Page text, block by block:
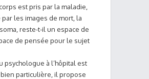
est pris par la maladie,
les images de mort, la
reste-t-il un espace de
de pensée pour le sujet
psychologue à l’hôpital est
particulière, il propose